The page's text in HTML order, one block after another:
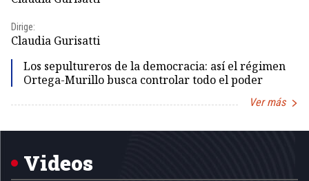
Dirige:
Claudia Gurisatti
Los sepultureros de la democracia: así el régimen
Ortega-Murillo busca controlar todo el poder
Ver más
1
Videos